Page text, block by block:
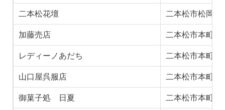
二本松花壇 二本松市松岡１
加藤売店 二本松市本町２
レディーノあだち 二本松市本町2
山口屋呉服店 二本松市本町２
御菓子処 日夏 二本松市本町１